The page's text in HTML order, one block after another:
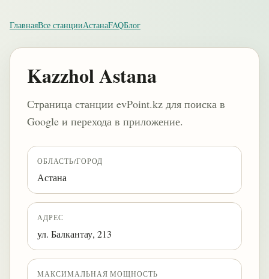
ГлавнаяВсе станцииАстанаFAQБлог
Kazzhol Astana
Страница станции evPoint.kz для поиска в
Google и перехода в приложение.
ОБЛАСТЬ/ГОРОД
Астана
АДРЕС
ул. Балкантау, 213
МАКСИМАЛЬНАЯ МОЩНОСТЬ